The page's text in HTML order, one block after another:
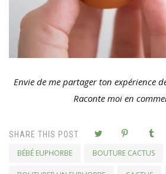
Envie de me partager ton expérience
Raconte moi en
SHARE THIS POST
BÉBÉ EUPHORBE BOUTURE CACTUS